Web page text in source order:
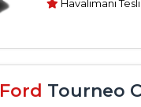
Havalimanı
Ford Tourneo